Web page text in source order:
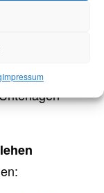
Impressum
achte